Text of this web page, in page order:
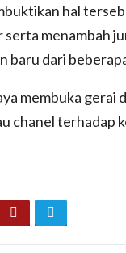
hal
serta menambah
baru dari
membuka
chanel terhadap